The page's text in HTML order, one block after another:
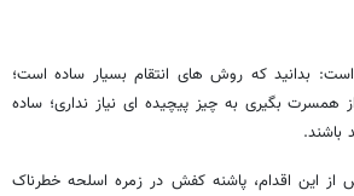
است: بدانید که روش های انتقام بسیار ساده است؛
همسرت بگیری به چیز پیچیده ای نیاز نداری؛ ساده
باشند.
این اقدام، پاشنه کفش در زمره اسلحه خطرناک